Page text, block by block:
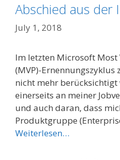
Abschied aus der
July 1, 2018
Im letzten Microsoft
(MVP)-Ernennungszyklus
nicht mehr berücksichtigt
einerseits an meiner
und auch daran, dass
Produktgruppe
Weiterlesen…